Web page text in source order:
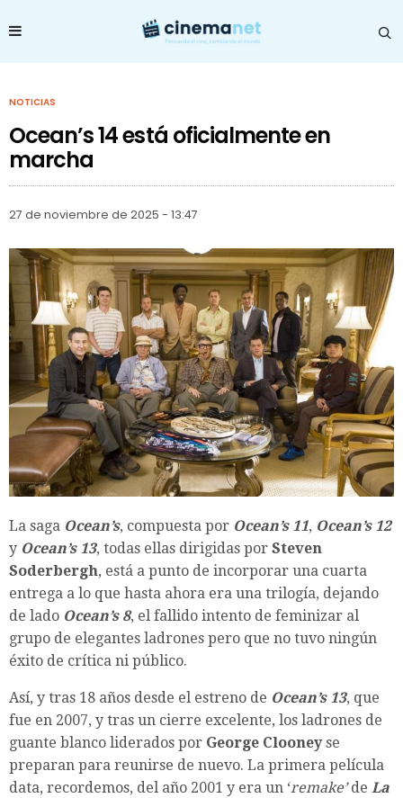
NOTICIAS
Ocean’s 14 está oficialmente en
marcha
27 de noviembre de 2025 - 13:47
La saga Ocean’s, compuesta por Ocean’s 11, Ocean’s 12
y Ocean’s 13, todas ellas dirigidas por Steven
Soderbergh, está a punto de incorporar una cuarta
entrega a lo que hasta ahora era una trilogía, dejando
de lado Ocean’s 8, el fallido intento de feminizar al
grupo de elegantes ladrones pero que no tuvo ningún
éxito de crítica ni público.
Así, y tras 18 años desde el estreno de Ocean’s 13, que
fue en 2007, y tras un cierre excelente, los ladrones de
guante blanco liderados por George Clooneyse
preparan para reunirse de nuevo. La primera película
data, recordemos, del año 2001 y era un ‘remake’de La